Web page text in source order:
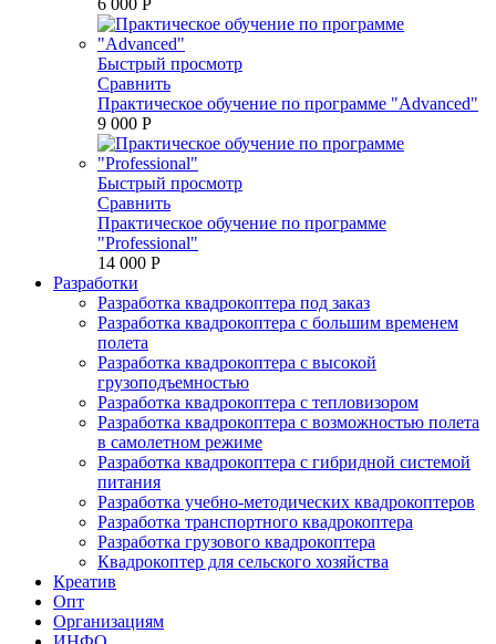
6 000 P
Быстрый просмотр
Сравнить
Практическое обучение по программе "Advanced"
9 000 P
Быстрый просмотр
Сравнить
Практическое обучение по программе
"Professional"
14 000 P
Разработки
Разработка квадрокоптера под заказ
Разработка квадрокоптера с большим временем
полета
Разработка квадрокоптера с высокой
грузоподъемностью
Разработка квадрокоптера с тепловизором
Разработка квадрокоптера с возможностью полета
в самолетном режиме
Разработка квадрокоптера с гибридной системой
питания
Разработка учебно-методических квадрокоптеров
Разработка транспортного квадрокоптера
Разработка грузового квадрокоптера
Квадрокоптер для сельского хозяйства
Креатив
Опт
Организациям